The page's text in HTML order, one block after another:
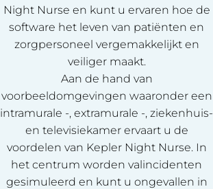
Night Nurse en kunt u ervaren hoe de
software het leven van patiënten en
zorgpersoneel vergemakkelijkt en
veiliger maakt.
Aan de hand van
voorbeeldomgevingen waaronder een
intramurale -, extramurale -, ziekenhuis-
en televisiekamer ervaart u de
voordelen van Kepler Night Nurse. In
het centrum worden valincidenten
gesimuleerd en kunt u ongevallen in